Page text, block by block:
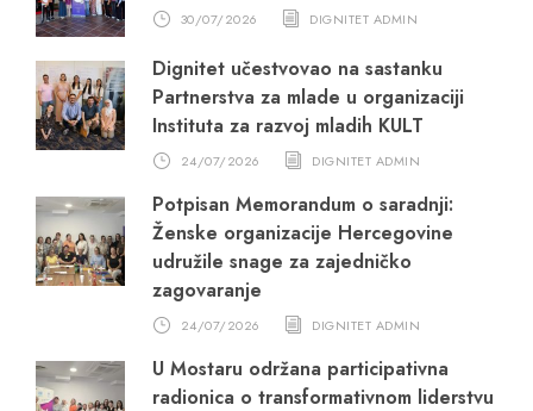
30/07/2026 DIGNITET ADMIN
Dignitet učestvovao na sastanku
Partnerstva za mlade u organizaciji
Instituta za razvoj mladih KULT
24/07/2026 DIGNITET ADMIN
Potpisan Memorandum o saradnji:
Ženske organizacije Hercegovine
udružile snage za zajedničko
zagovaranje
24/07/2026 DIGNITET ADMIN
U Mostaru održana participativna
radionica o transformativnom liderstvu